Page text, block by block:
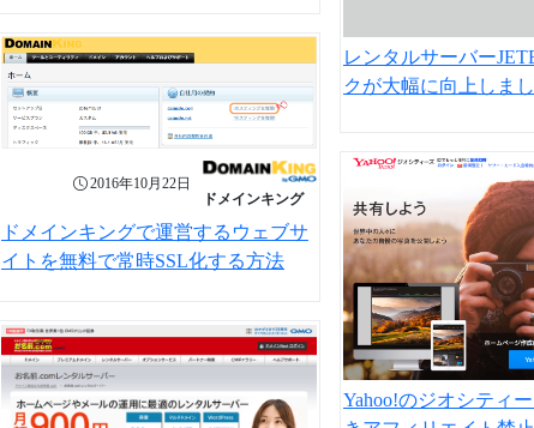
2016年10月22日
ドメインキング
ドメインキングで運営するウェブサ
イトを無料で常時SSL化する方法
レンタルサーバー
クが大幅に向上しま
Yahoo!のジオシティ